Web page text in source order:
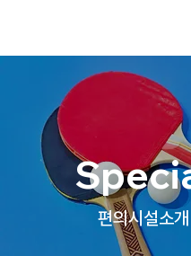
편의시설소개